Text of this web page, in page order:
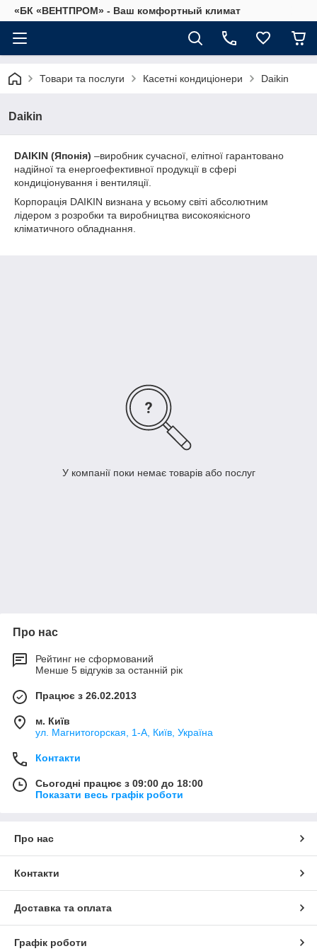
«БК «ВЕНТПРОМ» - Ваш комфортный климат
Товари та послуги Касетні кондиціонери Daikin
Daikin
DAIKIN (Японія) –виробник сучасної, елітної гарантовано
надійної та енергоефективної продукції в сфері
кондиціонування і вентиляції.
Корпорація DAIKIN визнана у всьому світі абсолютним
лідером з розробки та виробництва високоякісного
кліматичного обладнання.
У компанії поки немає товарів або послуг
Про нас
Рейтинг не сформований
Менше 5 відгуків за останній рік
Працює з 26.02.2013
м. Київ
ул. Магнитогорская, 1-А, Київ, Україна
Контакти
Сьогодні працює з 09:00 до 18:00
Показати весь графік роботи
Про нас
Контакти
Доставка та оплата
Графік роботи